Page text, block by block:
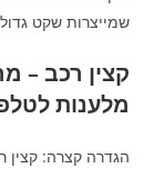
שמייצרות שקט
קצין רכב –
מלענות
הגדרה קצרה: קצין